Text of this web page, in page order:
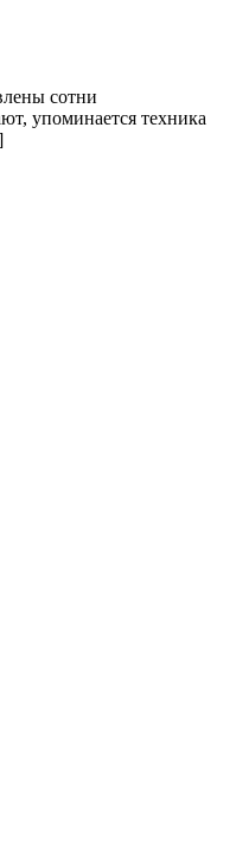
сотни
упоминается техника